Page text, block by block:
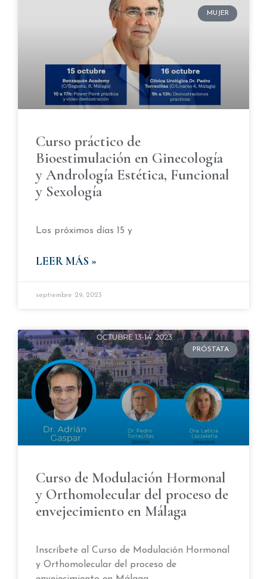
MUJER
Curso práctico de
Bioestimulación en Ginecología
y Andrología Estética, Funcional
y Sexología
Los próximos días 15 y
LEER MÁS »
septiembre 29, 2023
PRÓSTATA
Curso de Modulación Hormonal
y Orthomolecular del proceso de
envejecimiento en Málaga
Inscríbete al Curso de Modulación Hormonal
y Orthomolecular del proceso de